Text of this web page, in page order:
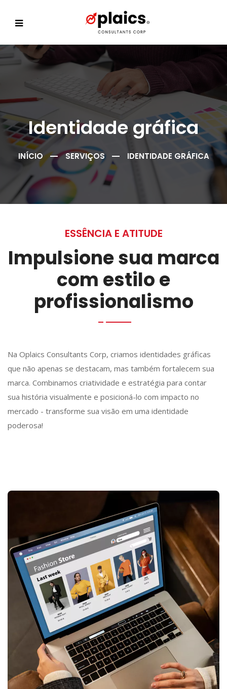
Identidade gráfica
INÍCIO SERVIÇOS IDENTIDADE GRÁFICA
ESSÊNCIA E ATITUDE
Impulsione sua marca
com estilo e
profissionalismo
Na Oplaics Consultants Corp, criamos identidades gráficas
que não apenas se destacam, mas também fortalecem sua
marca. Combinamos criatividade e estratégia para contar
sua história visualmente e posicioná-lo com impacto no
mercado - transforme sua visão em uma identidade
poderosa!